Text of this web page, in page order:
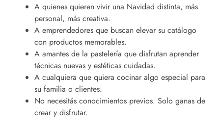
A quienes quieren vivir una Navidad distinta, más
personal, más creativa.
A emprendedores que buscan elevar su catálogo
con productos memorables.
A amantes de la pastelería que disfrutan aprender
técnicas nuevas y estéticas cuidadas.
A cualquiera que quiera cocinar algo especial para
su familia o clientes.
No necesitás conocimientos previos. Solo ganas de
crear y disfrutar.